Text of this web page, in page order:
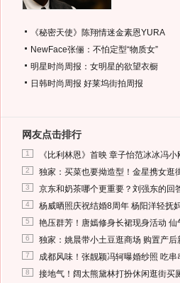
《秘密天使》陈翔情迷金素恩YURA
NewFace张俪：不怕定型“物质女”
明星时尚周报：女明星的欲望衣橱
日韩时尚周报 好莱坞街拍周报
网友点击排行
1 《比利林恩》首映 章子怡范冰冰冯
2 独家：买菜也要拗造型！金星携女逛
3 京东和奶茶哪个更重要？刘强东的回
4 杨威晒照庆祝结婚8周年 杨阳洋轻抚
5 艳压群芳！唐嫣修身长裙现身活动 仙
6 独家：姚晨带小土豆逛商场 购置产后
7 成都风味！张靓颖冯轲曝婚纱照 吃串
8 接地气！阔太熊黛林打扮休闲逛街买